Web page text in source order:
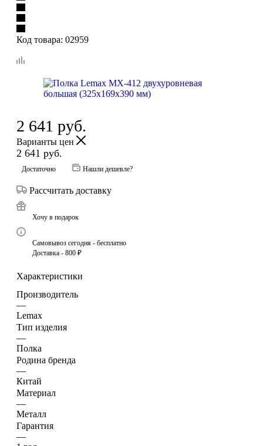
Код товара: 02959
2 641 руб.
Варианты цен
2 641 руб.
Достаточно Нашли дешевле?
Рассчитать доставку
Хочу в подарок
Самовывоз сегодня - бесплатно
Доставка - 800 ₽
Характеристики
Производитель
—
Lemax
Тип изделия
—
Полка
Родина бренда
—
Китай
Материал
—
Металл
Гарантия
—